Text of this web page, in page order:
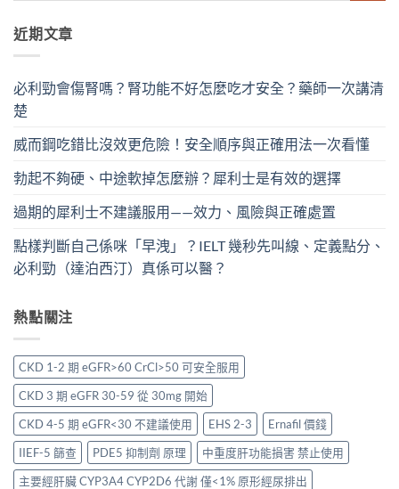
近期文章
必利勁會傷腎嗎？腎功能不好怎麼吃才安全？藥師一次講清
楚
威而鋼吃錯比沒效更危險！安全順序與正確用法一次看懂
勃起不夠硬、中途軟掉怎麼辦？犀利士是有效的選擇
過期的犀利士不建議服用——效力、風險與正確處置
點樣判斷自己係咪「早洩」？IELT 幾秒先叫線、定義點分、
必利勁（達泊西汀）真係可以醫？
熱點關注
CKD 1-2 期 eGFR>60 CrCl>50 可安全服用
CKD 3 期 eGFR 30-59 從 30mg 開始
CKD 4-5 期 eGFR<30 不建議使用
EHS 2-3
Ernafil 價錢
IIEF-5 篩查
PDE5 抑制劑 原理
中重度肝功能損害 禁止使用
主要經肝臟 CYP3A4 CYP2D6 代謝 僅<1% 原形經尿排出